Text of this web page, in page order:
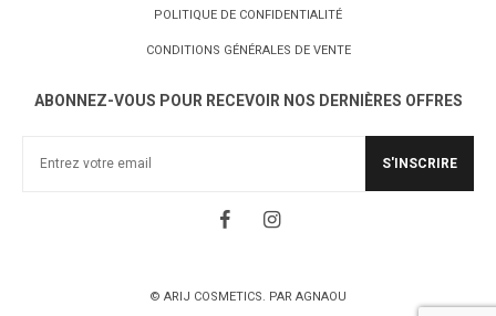
POLITIQUE DE CONFIDENTIALITÉ
CONDITIONS GÉNÉRALES DE VENTE
ABONNEZ-VOUS POUR RECEVOIR NOS DERNIÈRES OFFRES
S'INSCRIRE
© ARIJ COSMETICS. PAR AGNAOU